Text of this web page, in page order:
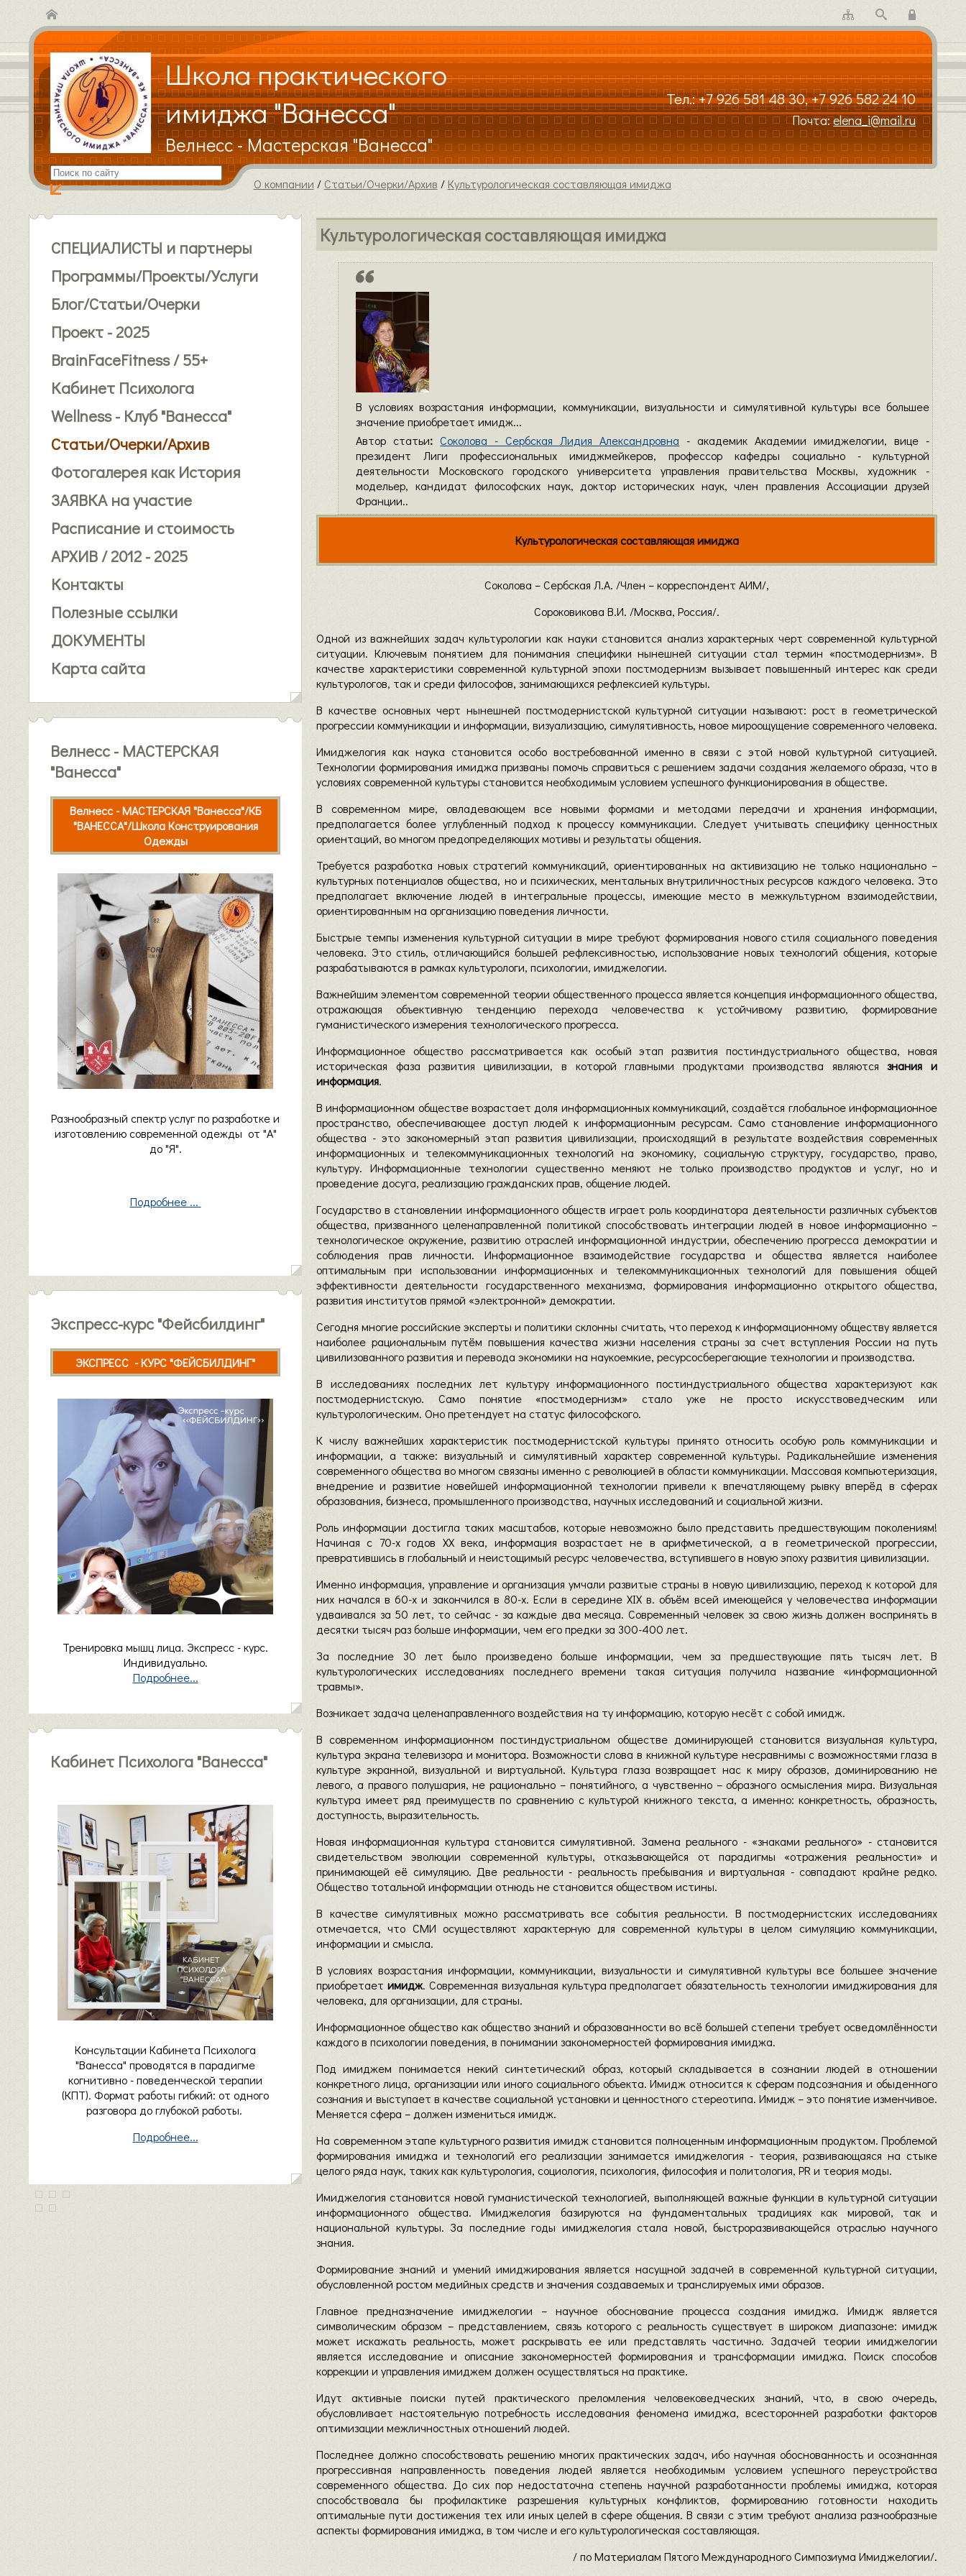
Школа практического
имиджа "Ванесса"
Велнесс - Мастерская "Ванесса"
Тел.:+7 926 581 48 30,+7 926 582 24 10
Почта:elena_i@mail.ru
О компании / Статьи/Очерки/Архив / Культурологическая составляющая имиджа
Культурологическая составляющая имиджа
В условиях возрастания информации, коммуникации, визуальности и симулятивной культуры все большее
значение приобретает имидж...
Автор статьи: Соколова - Сербская Лидия Александровна - академик Академии имиджелогии, вице -
президент Лиги профессиональных имиджмейкеров, профессор кафедры социально - культурной
деятельности Московского городского университета управления правительства Москвы, художник -
модельер, кандидат философских наук, доктор исторических наук, член правления Ассоциации друзей
Франции..
Культурологическая составляющая имиджа
Соколова – Сербская Л.А. /Член – корреспондент АИМ/,
Сороковикова В.И. /Москва, Россия/.
Одной из важнейших задач культурологии как науки становится анализ характерных черт современной культурной
ситуации. Ключевым понятием для понимания специфики нынешней ситуации стал термин «постмодернизм». В
качестве характеристики современной культурной эпохи постмодернизм вызывает повышенный интерес как среди
культурологов, так и среди философов, занимающихся рефлексией культуры.
В качестве основных черт нынешней постмодернистской культурной ситуации называют: рост в геометрической
прогрессии коммуникации и информации, визуализацию, симулятивность, новое мироощущение современного человека.
Имиджелогия как наука становится особо востребованной именно в связи с этой новой культурной ситуацией.
Технологии формирования имиджа призваны помочь справиться с решением задачи создания желаемого образа, что в
условиях современной культуры становится необходимым условием успешного функционирования в обществе.
В современном мире, овладевающем все новыми формами и методами передачи и хранения информации,
предполагается более углубленный подход к процессу коммуникации. Следует учитывать специфику ценностных
ориентаций, во многом предопределяющих мотивы и результаты общения.
Требуется разработка новых стратегий коммуникаций, ориентированных на активизацию не только национально –
культурных потенциалов общества, но и психических, ментальных внутриличностных ресурсов каждого человека. Это
предполагает включение людей в интегральные процессы, имеющие место в межкультурном взаимодействии,
ориентированным на организацию поведения личности.
Быстрые темпы изменения культурной ситуации в мире требуют формирования нового стиля социального поведения
человека. Это стиль, отличающийся большей рефлексивностью, использование новых технологий общения, которые
разрабатываются в рамках культурологи, психологии, имиджелогии.
Важнейшим элементом современной теории общественного процесса является концепция информационного общества,
отражающая объективную тенденцию перехода человечества к устойчивому развитию, формирование
гуманистического измерения технологического прогресса.
Информационное общество рассматривается как особый этап развития постиндустриального общества, новая
историческая фаза развития цивилизации, в которой главными продуктами производства являютсязнания и
информация.
В информационном обществе возрастает доля информационных коммуникаций, создаётся глобальное информационное
пространство, обеспечивающее доступ людей к информационным ресурсам. Само становление информационного
общества - это закономерный этап развития цивилизации, происходящий в результате воздействия современных
информационных и телекоммуникационных технологий на экономику, социальную структуру, государство, право,
культуру. Информационные технологии существенно меняют не только производство продуктов и услуг, но и
проведение досуга, реализацию гражданских прав, общение людей.
Государство в становлении информационного обществ играет роль координатора деятельности различных субъектов
общества, призванного целенаправленной политикой способствовать интеграции людей в новое информационно –
технологическое окружение, развитию отраслей информационной индустрии, обеспечению прогресса демократии и
соблюдения прав личности. Информационное взаимодействие государства и общества является наиболее
оптимальным при использовании информационных и телекоммуникационных технологий для повышения общей
эффективности деятельности государственного механизма, формирования информационно открытого общества,
развития институтов прямой «электронной» демократии.
Сегодня многие российские эксперты и политики склонны считать, что переход к информационному обществу является
наиболее рациональным путём повышения качества жизни населения страны за счет вступления России на путь
цивилизованного развития и перевода экономики на наукоемкие, ресурсосберегающие технологии и производства.
В исследованиях последних лет культуру информационного постиндустриального общества характеризуют как
постмодернистскую. Само понятие «постмодернизм» стало уже не просто искусствоведческим или
культурологическим. Оно претендует на статус философского.
К числу важнейших характеристик постмодернистской культуры принято относить особую роль коммуникации и
информации, а также: визуальный и симулятивный характер современной культуры. Радикальнейшие изменения
современного общества во многом связаны именно с революцией в области коммуникации. Массовая компьютеризация,
внедрение и развитие новейшей информационной технологии привели к впечатляющему рывку вперёд в сферах
образования, бизнеса, промышленного производства, научных исследований и социальной жизни.
Роль информации достигла таких масштабов, которые невозможно было представить предшествующим поколениям!
Начиная с 70-х годов ХХ века, информация возрастает не в арифметической, а в геометрической прогрессии,
превратившись в глобальный и неистощимый ресурс человечества, вступившего в новую эпоху развития цивилизации.
Именно информация, управление и организация умчали развитые страны в новую цивилизацию, переход к которой для
них начался в 60-х и закончился в 80-х. Если в середине XIX в. объём всей имеющейся у человечества информации
удваивался за 50 лет, то сейчас - за каждые два месяца. Современный человек за свою жизнь должен воспринять в
десятки тысяч раз больше информации, чем его предки за 300-400 лет.
За последние 30 лет было произведено больше информации, чем за предшествующие пять тысяч лет. В
культурологических исследованиях последнего времени такая ситуация получила название «информационной
травмы».
Возникает задача целенаправленного воздействия на ту информацию, которую несёт с собой имидж.
В современном информационном постиндустриальном обществе доминирующей становится визуальная культура,
культура экрана телевизора и монитора. Возможности слова в книжной культуре несравнимы с возможностями глаза в
культуре экранной, визуальной и виртуальной. Культура глаза возвращает нас к миру образов, доминированию не
левого, а правого полушария, не рационально – понятийного, а чувственно – образного осмысления мира. Визуальная
культура имеет ряд преимуществ по сравнению с культурой книжного текста, а именно: конкретность, образность,
доступность, выразительность.
Новая информационная культура становится симулятивной. Замена реального - «знаками реального» - становится
свидетельством эволюции современной культуры, отказьвающейся от парадигмы «отражения реальности» и
принимающей её симуляцию. Две реальности - реальность пребывания и виртуальная - совпадают крайне редко.
Общество тотальной информации отнюдь не становится обществом истины.
В качестве симулятивных можно рассматривать все события реальности. В постмодернистских исследованиях
отмечается, что СМИ осуществляют характерную для современной культуры в целом симуляцию коммуникации,
информации и смысла.
В условиях возрастания информации, коммуникации, визуальности и симулятивной культуры все большее значение
приобретает имидж. Современная визуальная культура предполагает обязательность технологии имиджирования для
человека, для организации, для страны.
Информационное общество как общество знаний и образованности во всё большей степени требует осведомлённости
каждого в психологии поведения, в понимании закономерностей формирования имиджа.
Под имиджем понимается некий синтетический образ, который складывается в сознании людей в отношении
конкретного лица, организации или иного социального объекта. Имидж относится к сферам подсознания и обыденного
сознания и выступает в качестве социальной установки и ценностного стереотипа. Имидж – это понятие изменчивое.
Меняется сфера – должен измениться имидж.
На современном этапе культурного развития имидж становится полноценным информационным продуктом. Проблемой
формирования имиджа и технологий его реализации занимается имиджелогия - теория, развивающаяся на стыке
целого ряда наук, таких как культурология, социология, психология, философия и политология, PR и теория моды.
Имиджелогия становится новой гуманистической технологией, выполняющей важные функции в культурной ситуации
информационного общества. Имиджелогия базируются на фундаментальных традициях как мировой, так и
национальной культуры. За последние годы имиджелогия стала новой, быстроразвивающейся отраслью научного
знания.
Формирование знаний и умений имиджирования является насущной задачей в современной культурной ситуации,
обусловленной ростом медийных средств и значения создаваемых и транслируемых ими образов.
Главное предназначение имиджелогии – научное обоснование процесса создания имиджа. Имидж является
символическим образом – представлением, связь которого с реальность существует в широком диапазоне: имидж
может искажать реальность, может раскрывать ее или представлять частично. Задачей теории имиджелогии
является исследование и описание закономерностей формирования и трансформации имиджа. Поиск способов
коррекции и управления имиджем должен осуществляться на практике.
Идут активные поиски путей практического преломления человековедческих знаний, что, в свою очередь,
обусловливает настоятельную потребность исследования феномена имиджа, всесторонней разработки факторов
оптимизации межличностных отношений людей.
Последнее должно способствовать решению многих практических задач, ибо научная обоснованность и осознанная
прогрессивная направленность поведения людей является необходимым условием успешного переустройства
современного общества. До сих пор недостаточна степень научной разработанности проблемы имиджа, которая
способствовала бы профилактике разрешения культурных конфликтов, формированию готовности находить
оптимальные пути достижения тех или иных целей в сфере общения. В связи с этим требуют анализа разнообразные
аспекты формирования имиджа, в том числе и его культурологическая составляющая.
/ по Материалам Пятого Международного Симпозиума Имиджелогии/.
CПЕЦИАЛИСТЫ и партнеры
Программы/Проекты/Услуги
Блог/Статьи/Очерки
Проект - 2025
BrainFaceFitness / 55+
Кабинет Психолога
Wellness - Клуб "Ванесса"
Статьи/Очерки/Архив
Фотогалерея как История
ЗАЯВКА на участие
Расписание и стоимость
АРХИВ / 2012 - 2025
Контакты
Полезные ссылки
ДОКУМЕНТЫ
Карта сайта
Велнесс - МАСТЕРСКАЯ
"Ванесса"
Велнесс - МАСТЕРСКАЯ "Ванесса"/КБ
"ВАНЕССА"/Школа Конструирования
Одежды
Разнообразный спектр услуг по разработке и
изготовлению современной одежды от "А"
до "Я".
Подробнее ...
Экспресс-курс "Фейсбилдинг"
ЭКСПРЕСС - КУРС "ФЕЙСБИЛДИНГ"
Тренировка мышц лица. Экспресс - курс.
Индивидуально.
Подробнее...
Кабинет Психолога "Ванесса"
Консультации Кабинета Психолога
"Ванесса" проводятся в парадигме
когнитивно - поведенческой терапии
(КПТ). Формат работы гибкий: от одного
разговора до глубокой работы.
Подробнее...